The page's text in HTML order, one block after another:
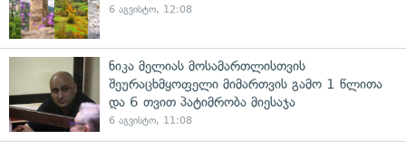
6 აგვისტო, 12:08
ნიკა მელიას მოსამართლისთვის
შეურაცხმყოფელი მიმართვის გამო 1 წლითა
და 6 თვით პატიმრობა მიესაჯა
6 აგვისტო, 11:08